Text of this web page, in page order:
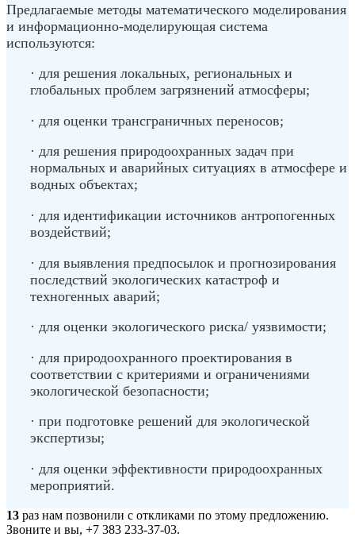
Предлагаемые методы математического моделирования
и информационно-моделирующая система
используются:
· для решения локальных, региональных и
глобальных проблем загрязнений атмосферы;
· для оценки трансграничных переносов;
· для решения природоохранных задач при
нормальных и аварийных ситуациях в атмосфере и
водных объектах;
· для идентификации источников антропогенных
воздействий;
· для выявления предпосылок и прогнозирования
последствий экологических катастроф и
техногенных аварий;
· для оценки экологического риска/ уязвимости;
· для природоохранного проектирования в
соответствии с критериями и ограничениями
экологической безопасности;
· при подготовке решений для экологической
экспертизы;
· для оценки эффективности природоохранных
мероприятий.
13 раз нам позвонили с откликами по этому предложению.
Звоните и вы, +7 383 233-37-03.